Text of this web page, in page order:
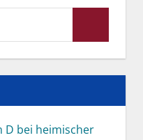
D bei heimischer